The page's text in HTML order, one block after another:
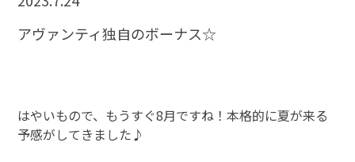
アヴァンティ独自のボーナス☆
はやいもので、もうすぐ8月ですね！本格的に夏が来る
予感がしてきました♪